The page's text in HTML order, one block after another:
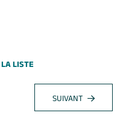
LISTE
SUIVANT